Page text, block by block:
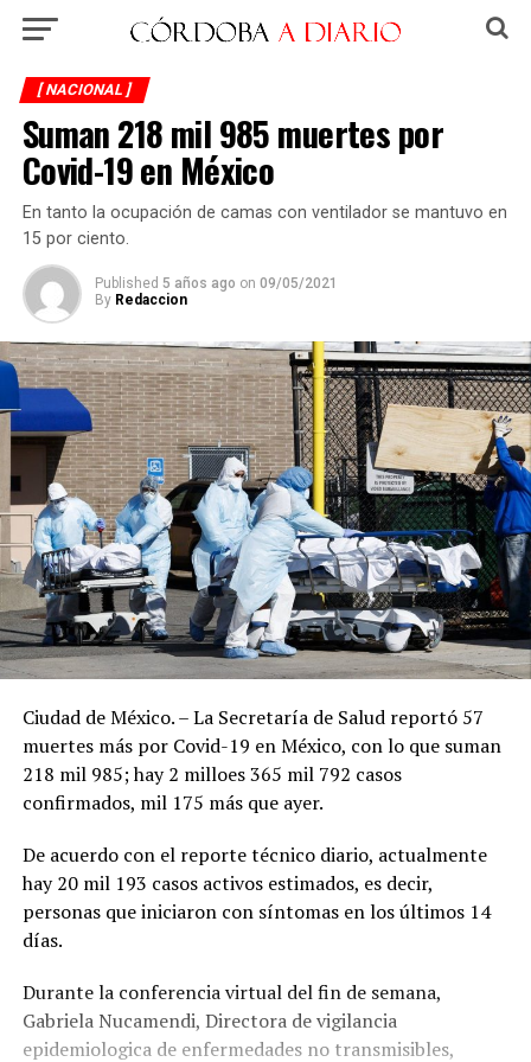
[ NACIONAL ]
Suman 218 mil 985 muertes por
Covid-19 en México
En tanto la ocupación de camas con ventilador se mantuvo en
15 por ciento.
Published 5 años ago on 09/05/2021
By Redaccion
Ciudad de México. – La Secretaría de Salud reportó 57
muertes más por Covid-19 en México, con lo que suman
218 mil 985; hay 2 milloes 365 mil 792 casos
confirmados, mil 175 más que ayer.
De acuerdo con el reporte técnico diario, actualmente
hay 20 mil 193 casos activos estimados, es decir,
personas que iniciaron con síntomas en los últimos 14
días.
Durante la conferencia virtual del fin de semana,
Gabriela Nucamendi, Directora de vigilancia
epidemiologica de enfermedades no transmisibles,